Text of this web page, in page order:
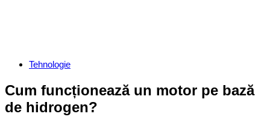
Categories
Tehnologie
Cum funcționează un motor pe bază
de hidrogen?